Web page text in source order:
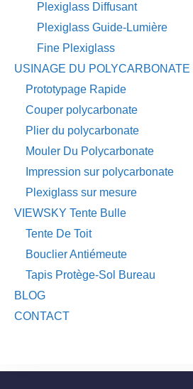
Plexiglass Diffusant
Plexiglass Guide-Lumière
Fine Plexiglass
USINAGE DU POLYCARBONATE
Prototypage Rapide
Couper polycarbonate
Plier du polycarbonate
Mouler Du Polycarbonate
Impression sur polycarbonate
Plexiglass sur mesure
VIEWSKY Tente Bulle
Tente De Toit
Bouclier Antiémeute
Tapis Protège-Sol Bureau
BLOG
CONTACT